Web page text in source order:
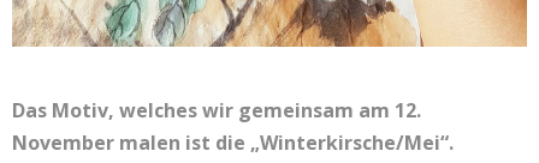
Das Motiv, welches wir gemeinsam am 12.
November malen ist die „Winterkirsche/Mei“.